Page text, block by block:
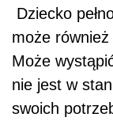
Dziecko
może
Może
nie jest w
swoich